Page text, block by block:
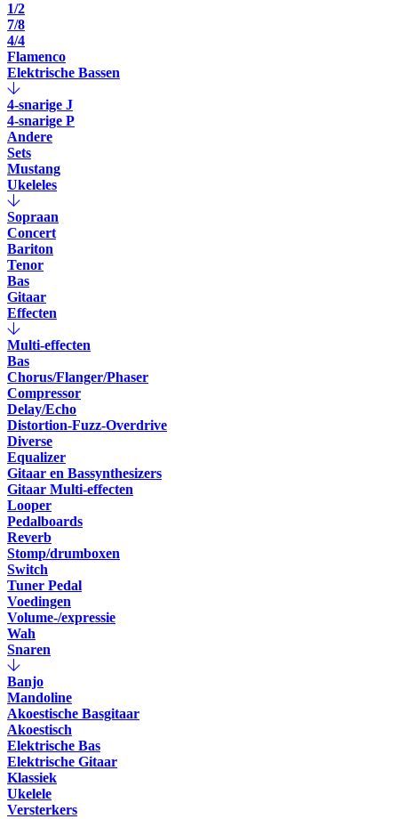
1/2
7/8
4/4
Flamenco
Elektrische Bassen
4-snarige J
4-snarige P
Andere
Sets
Mustang
Ukeleles
Sopraan
Concert
Bariton
Tenor
Bas
Gitaar
Effecten
Multi-effecten
Bas
Chorus/Flanger/Phaser
Compressor
Delay/Echo
Distortion-Fuzz-Overdrive
Diverse
Equalizer
Gitaar en Bassynthesizers
Gitaar Multi-effecten
Looper
Pedalboards
Reverb
Stomp/drumboxen
Switch
Tuner Pedal
Voedingen
Volume-/expressie
Wah
Snaren
Banjo
Mandoline
Akoestische Basgitaar
Akoestisch
Elektrische Bas
Elektrische Gitaar
Klassiek
Ukelele
Versterkers